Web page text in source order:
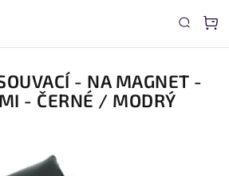
- NA MAGNET -
- ČERNÉ / MODRÝ